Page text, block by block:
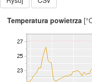
Temperatura powietrza